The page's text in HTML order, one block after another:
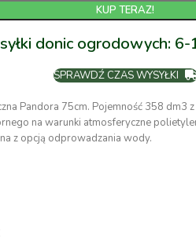
KUP TERAZ!
donic ogrodowych:
SPRAWDŹ CZAS WYSYŁKI
Pandora 75cm. Pojemność 358 dm3
na warunki atmosferyczne
z opcją odprowadzania wody.